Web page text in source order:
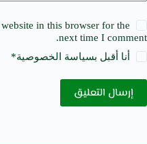
in this browser for the
next time I comment.
أنا أقبل بسياسة الخصوصية*
إرسال التعليق